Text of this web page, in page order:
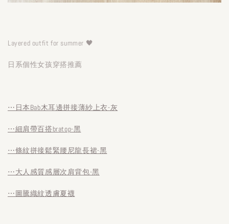
Layered outfit for summer 🖤
日系個性女孩穿搭推薦
⋯日本Bab木耳邊拼接薄紗上衣-灰
⋯細肩帶百搭bratop-黑
⋯條紋拼接鬆緊腰尼龍長裙-黑
⋯大人感質感層次肩背包-黑
⋯圖騰織紋透膚夏襪